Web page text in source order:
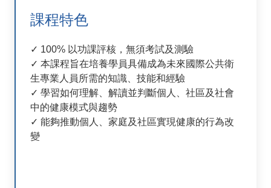
課程特色
✓ 100% 以功課評核，無須考試及測驗
✓ 本課程旨在培養學員具備成為未來國際公共衛
生專業人員所需的知識、技能和經驗
✓ 學習如何理解、解讀並判斷個人、社區及社會
中的健康模式與趨勢
✓ 能夠推動個人、家庭及社區實現健康的行為改
變